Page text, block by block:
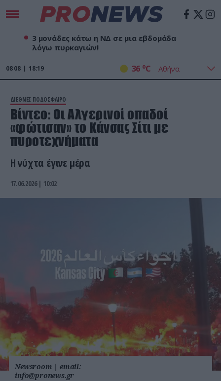
3 μονάδες κάτω η ΝΔ σε μια εβδομάδα
λόγω πυρκαγιών!
08 08 18:19 36 oC
ΔΙΕΘΝΕΣ ΠΟΔΟΣΦΑΙΡΟ
Βίντεο: Οι Αλγερινοί οπαδοί
«φώτισαν» το Κάνσας Σίτι με
πυροτεχνήματα
Η νύχτα έγινε μέρα
17.06.2026 | 10:02
Newsroom | email:
info@pronews.gr